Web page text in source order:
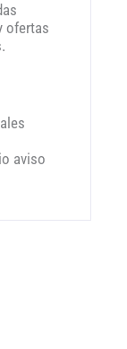
ofertas
aviso